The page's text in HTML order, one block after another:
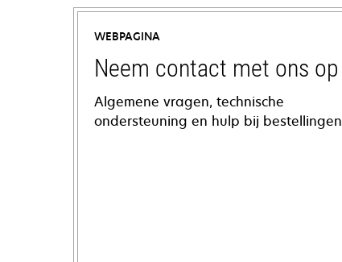
WEBPAGINA
Neem contact met ons op
Algemene vragen, technische
ondersteuning en hulp bij